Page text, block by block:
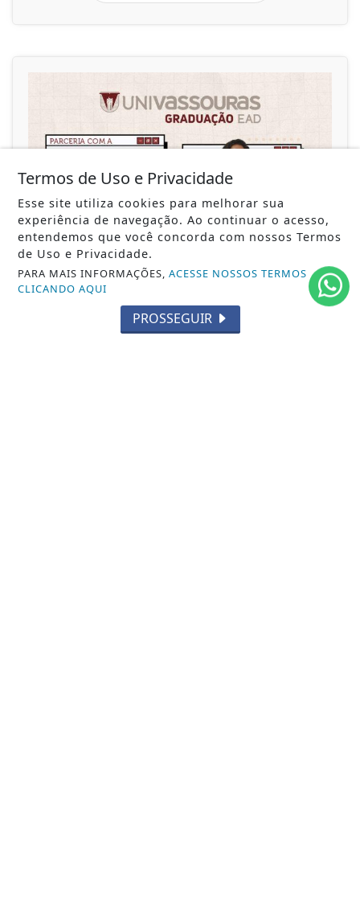
EDUCAÇÃO 29/09/2025
Sambistas têm dez dias para se inscrever
em bolsas de estudo da Liesa e da...
Interessados podem concorrer a bolsas de até
100% para cursos de graduação EaD;...
Termos de Uso e Privacidade
Esse site utiliza cookies para melhorar sua
experiência de navegação. Ao continuar o acesso,
entendemos que você concorda com nossos Termos
de Uso e Privacidade.
PARA MAIS INFORMAÇÕES,ACESSE NOSSOS TERMOS
CLICANDO AQUI
PROSSEGUIR